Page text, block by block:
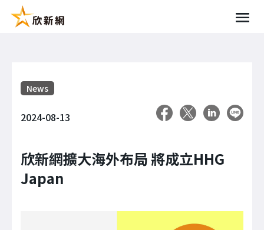
News
2024-08-13
欣新網擴大海外布局 將成立HHG
Japan